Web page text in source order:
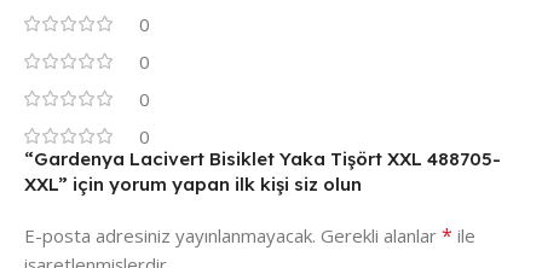
0
0
0
0
“Gardenya Lacivert Bisiklet Yaka Tişört XXL 488705-
XXL” için yorum yapan ilk kişi siz olun
E-posta adresiniz yayınlanmayacak. Gerekli alanlar * ile